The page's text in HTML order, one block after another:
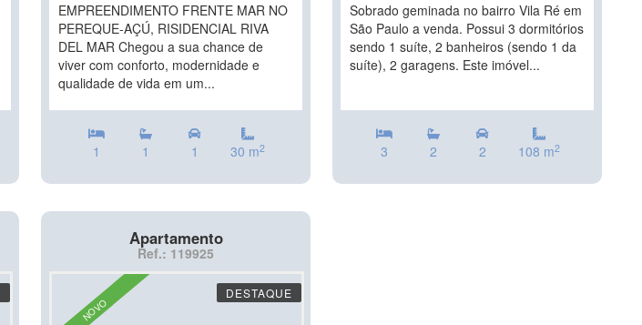
EMPREENDIMENTO FRENTE MAR NO
PEREQUE-AÇÚ, RISIDENCIAL RIVA
DEL MAR Chegou a sua chance de
viver com conforto, modernidade e
qualidade de vida em um...
1 1 1 30 m2
Sobrado geminada no bairro Vila Ré em
São Paulo a venda. Possui 3 dormitórios
sendo 1 suíte, 2 banheiros (sendo 1 da
suíte), 2 garagens. Este imóvel...
3 2 2 108 m2
Apartamento
Ref.: 119925
NOVO
DESTAQUE